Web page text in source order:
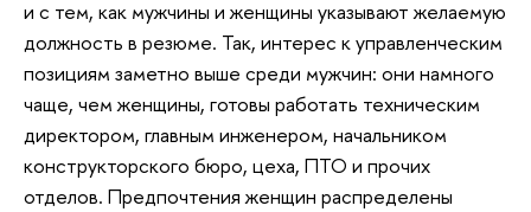
и с тем, как мужчины и женщины указывают желаемую
должность в резюме. Так, интерес к управленческим
позициям заметно выше среди мужчин: они намного
чаще, чем женщины, готовы работать техническим
директором, главным инженером, начальником
конструкторского бюро, цеха, ПТО и прочих
отделов. Предпочтения женщин распределены